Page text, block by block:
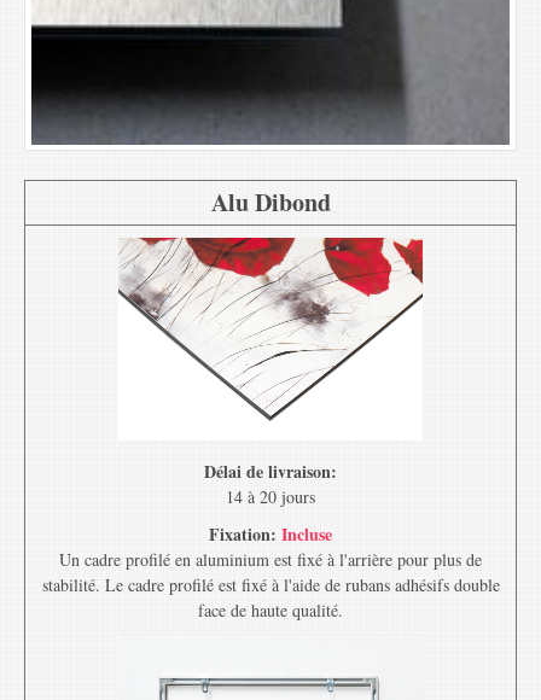
Alu Dibond
Délai de livraison:
14 à 20 jours
Fixation: Incluse
Un cadre profilé en aluminium est fixé à l'arrière pour plus de
stabilité. Le cadre profilé est fixé à l'aide de rubans adhésifs double
face de haute qualité.